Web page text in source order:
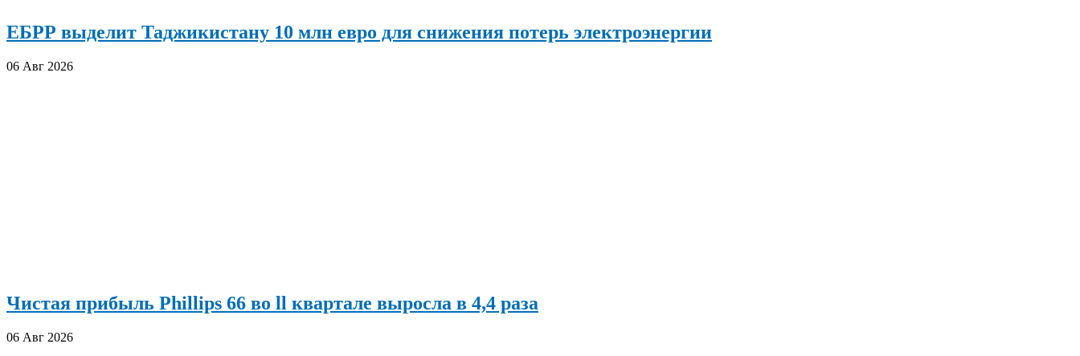
ЕБРР выделит Таджикистану 10 млн евро для снижения потерь электроэнергии
06 Авг 2026
Чистая прибыль Phillips 66 во ll квартале выросла в 4,4 раза
06 Авг 2026